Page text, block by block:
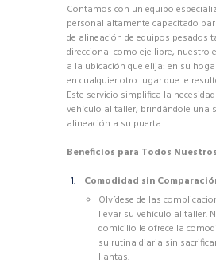
Contamos con un equipo
personal altamente capacitado
de alineación de equipos pesados
direccional como eje libre, nuestro
a la ubicación que elija: en su
en cualquier otro lugar que le
Este servicio simplifica la
vehículo al taller, brindándole una
alineación a su puerta.
Beneficios para Todos
Comodidad sin
Olvídese de las
llevar su vehículo al taller.
domicilio le ofrece la
su rutina diaria sin
llantas.